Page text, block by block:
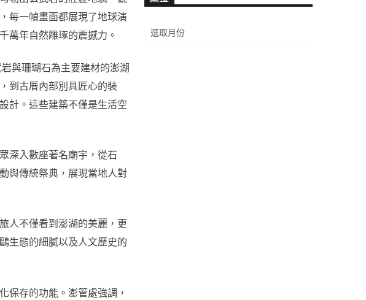
每一幀畫面都展現了地球演
萬年自然雕琢的震撼力。
與珊瑚石為主要建材的澎湖
到古厝內部別具匠心的裝
計。這些建築不僅是生活空
深入數座著名廟宇，從石
與傳統祭典，展現當地人對
人不僅看到澎湖的美麗，更
生態的細膩以及人文歷史的
保存的功能。澎管處強調，
整